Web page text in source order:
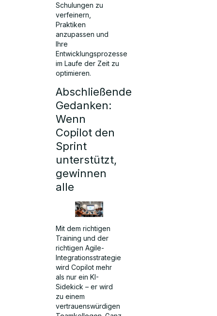
Schulungen zu
verfeinern,
Praktiken
anzupassen und
Ihre
Entwicklungsprozesse
im Laufe der Zeit zu
optimieren.
Abschließende
Gedanken:
Wenn
Copilot den
Sprint
unterstützt,
gewinnen
alle
Mit dem richtigen
Training und der
richtigen Agile-
Integrationsstrategie
wird Copilot mehr
als nur ein KI-
Sidekick – er wird
zu einem
vertrauenswürdigen